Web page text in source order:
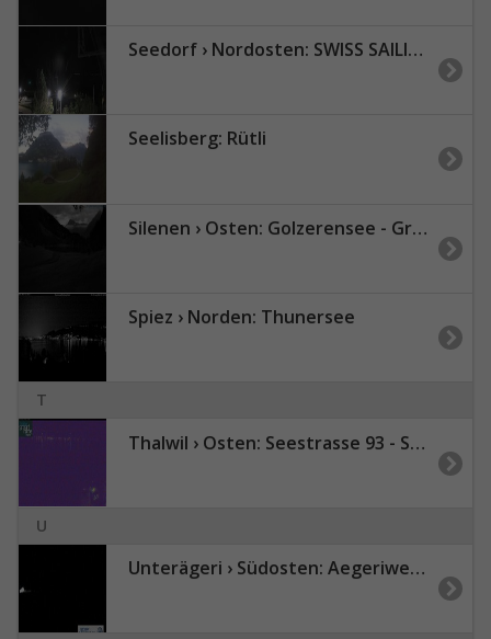
Seedorf › Nordosten: SWISS SAILING ACADEMY - Teddybären Höhle - Alte Axenstrasse - Vierwaldstättersee
Seelisberg: Rütli
Silenen › Osten: Golzerensee - Gross Düssi / Piz Git
Spiez › Norden: Thunersee
T
Thalwil › Osten: Seestrasse 93 - Spline AG - Home Smart Home - Zürichsee
U
Unterägeri › Südosten: Aegeriwetter